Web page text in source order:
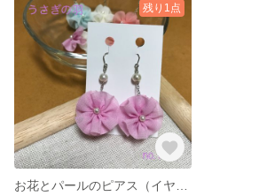
残り1点